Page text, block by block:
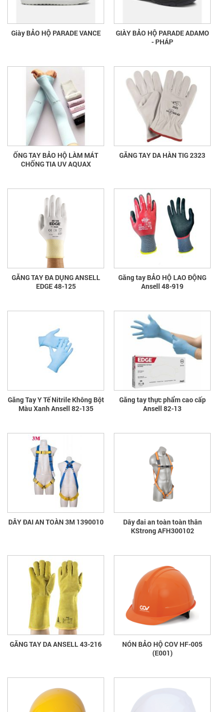
Giày BẢO HỘ PARADE VANCE
GIÀY BẢO HỘ PARADE ADAMO
- PHÁP
ỐNG TAY BẢO HỘ LÀM MÁT
CHỐNG TIA UV AQUAX
GĂNG TAY DA HÀN TIG 2323
GĂNG TAY ĐA DỤNG ANSELL
EDGE 48-125
Găng tay BẢO HỘ LAO ĐỘNG
Ansell 48-919
Găng Tay Y Tế Nitrile Không Bột
Màu Xanh Ansell 82-135
Găng tay thực phẩm cao cấp
Ansell 82-13
DÂY ĐAI AN TOÀN 3M 1390010
Dây đai an toàn toàn thân
KStrong AFH300102
GĂNG TAY DA ANSELL 43-216
NÓN BẢO HỘ COV HF-005
(E001)